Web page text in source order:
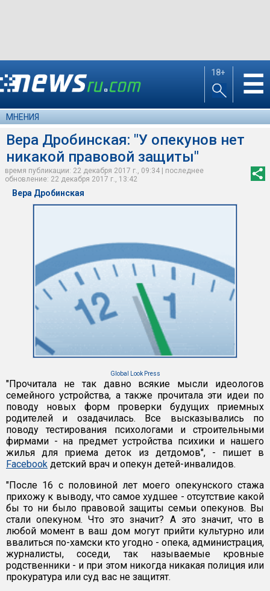
18+ ☰
МНЕНИЯ
Вера Дробинская: "У опекунов нет
никакой правовой защиты"
время публикации: 22 декабря 2017 г., 09:34 | последнее
обновление: 22 декабря 2017 г., 13:42
Вера Дробинская
Global Look Press
"Прочитала не так давно всякие мысли идеологов
семейного устройства, а также прочитала эти идеи по
поводу новых форм проверки будущих приемных
родителей и озадачилась. Все высказывались по
поводу тестирования психологами и строительными
фирмами - на предмет устройства психики и нашего
жилья для приема деток из детдомов", - пишет в
Facebook детский врач и опекун детей-инвалидов.
"После 16 с половиной лет моего опекунского стажа
прихожу к выводу, что самое худшее - отсутствие какой
бы то ни было правовой защиты семьи опекунов. Вы
стали опекуном. Что это значит? А это значит, что в
любой момент в ваш дом могут прийти культурно или
ввалиться по-хамски кто угодно - опека, администрация,
журналисты, соседи, так называемые кровные
родственники - и при этом никогда никакая полиция или
прокуратура или суд вас не защитят.